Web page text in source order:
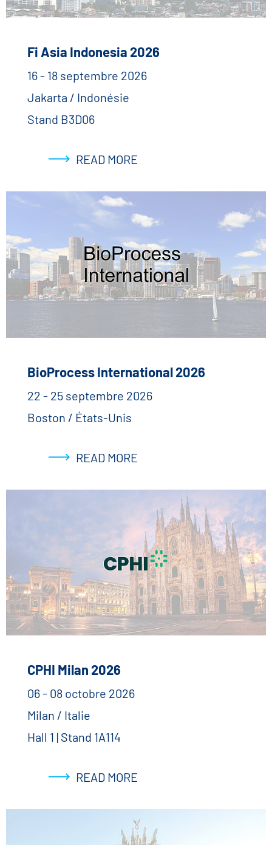
Fi Asia Indonesia 2026
16 - 18 septembre 2026
Jakarta / Indonésie
Stand B3D06
READ MORE
BioProcess International 2026
22 - 25 septembre 2026
Boston / États-Unis
READ MORE
CPHI Milan 2026
06 - 08 octobre 2026
Milan / Italie
Hall 1 | Stand 1A114
READ MORE